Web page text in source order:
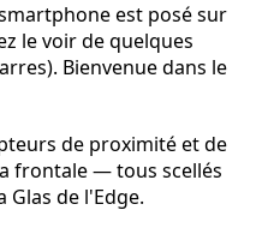
est posé sur
le voir de quelques
Bienvenue dans le
de proximité et de
frontale — tous scellés
de l'Edge.